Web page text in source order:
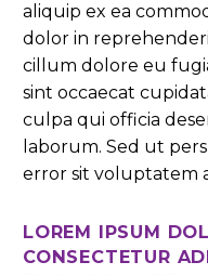
aliquip ex ea
dolor in
cillum dolore eu
sint occaecat
culpa qui officia
laborum. Sed ut
error sit voluptatem
LOREM IPSUM
CONSECTETUR